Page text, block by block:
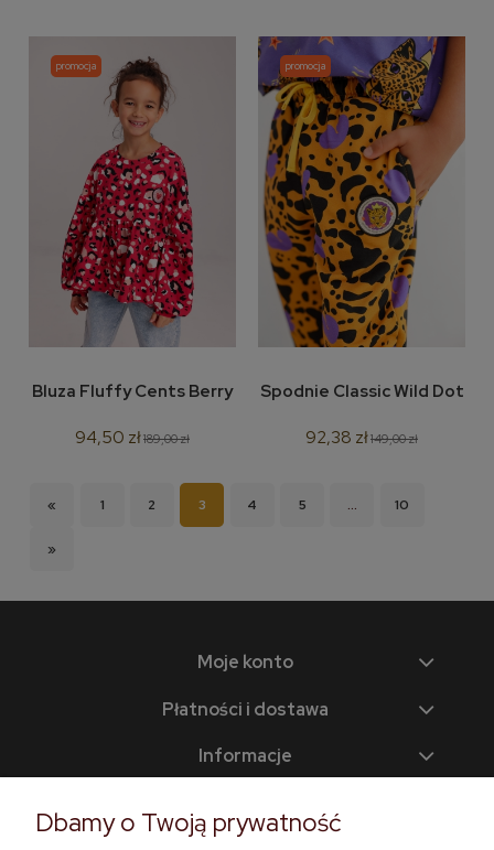
Bluza Fluffy Cents Berry
94,50 zł189,00 zł
promocja
Spodnie Classic Wild Dot
92,38 zł149,00 zł
promocja
« 1 2 3 4 5 ... 10
»
Moje konto
Płatności i dostawa
Informacje
Dbamy o Twoją prywatność